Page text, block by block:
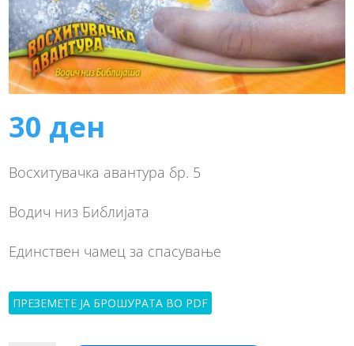
30 ден
Восхитувачка авантура бр. 5
Водич низ Библијата
Единствен чамец за спасување
ПРЕЗЕМЕТЕ ЈА БРОШУРАТА ВО PDF